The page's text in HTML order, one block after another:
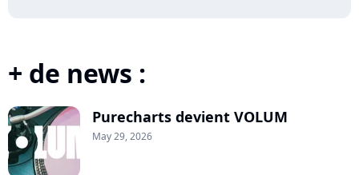
+ de news :
Purecharts devient VOLUM
May 29, 2026